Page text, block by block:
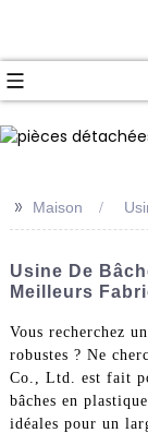
>> Maison
Usine De
Meilleurs
Vous recherchez
robustes ? Ne
Co., Ltd. est fait
bâches en
idéales pour un